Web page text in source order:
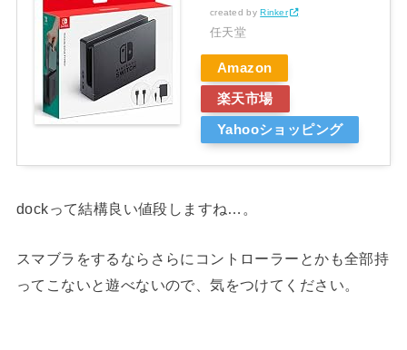
created byRinker
任天堂
Amazon
楽天市場
Yahooショッピング
dockって結構良い値段しますね…。
スマブラをするならさらにコントローラーとかも全部持
ってこないと遊べないので、気をつけてください。